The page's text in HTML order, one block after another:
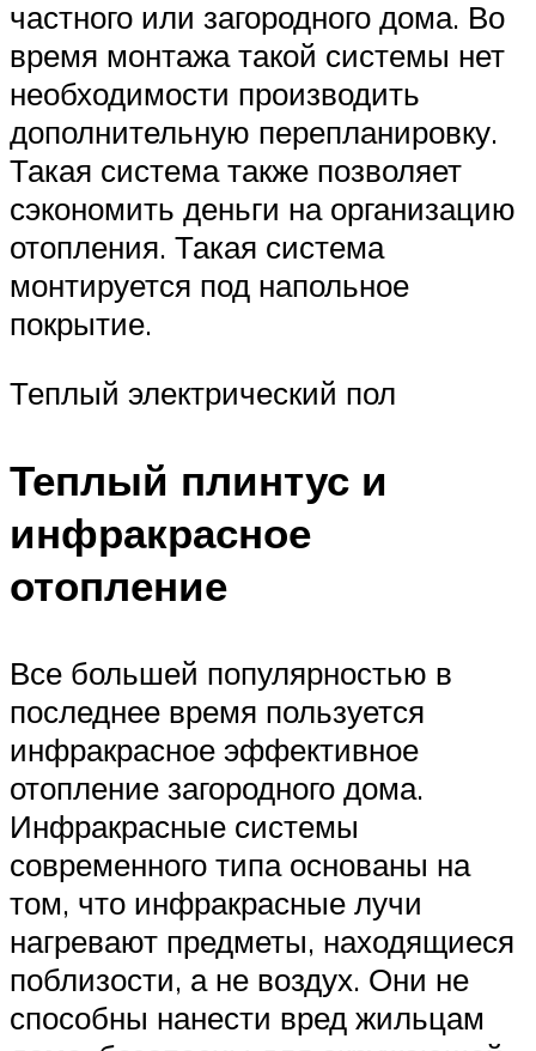
частного или загородного дома. Во
время монтажа такой системы нет
необходимости производить
дополнительную перепланировку.
Такая система также позволяет
сэкономить деньги на организацию
отопления. Такая система
монтируется под напольное
покрытие.
Теплый электрический пол
Теплый плинтус и
инфракрасное
отопление
Все большей популярностью в
последнее время пользуется
инфракрасное эффективное
отопление загородного дома.
Инфракрасные системы
современного типа основаны на
том, что инфракрасные лучи
нагревают предметы, находящиеся
поблизости, а не воздух. Они не
способны нанести вред жильцам